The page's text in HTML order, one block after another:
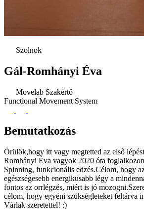
Szolnok
Gál-Romhányi Éva
Movelab Szakértő
Functional Movement System
Bemutatkozás
Örülök,hogy itt vagy megtetted az első
Romhányi Éva vagyok 2020 óta
Spinning, funkcionális edzés.Célom, hogy
egészségesebb energikusabb légy a
fontos az orrlégzés, miért is jó
célom, hogy egyéni szükségleteket feltárva
Várlak szeretettel! :)